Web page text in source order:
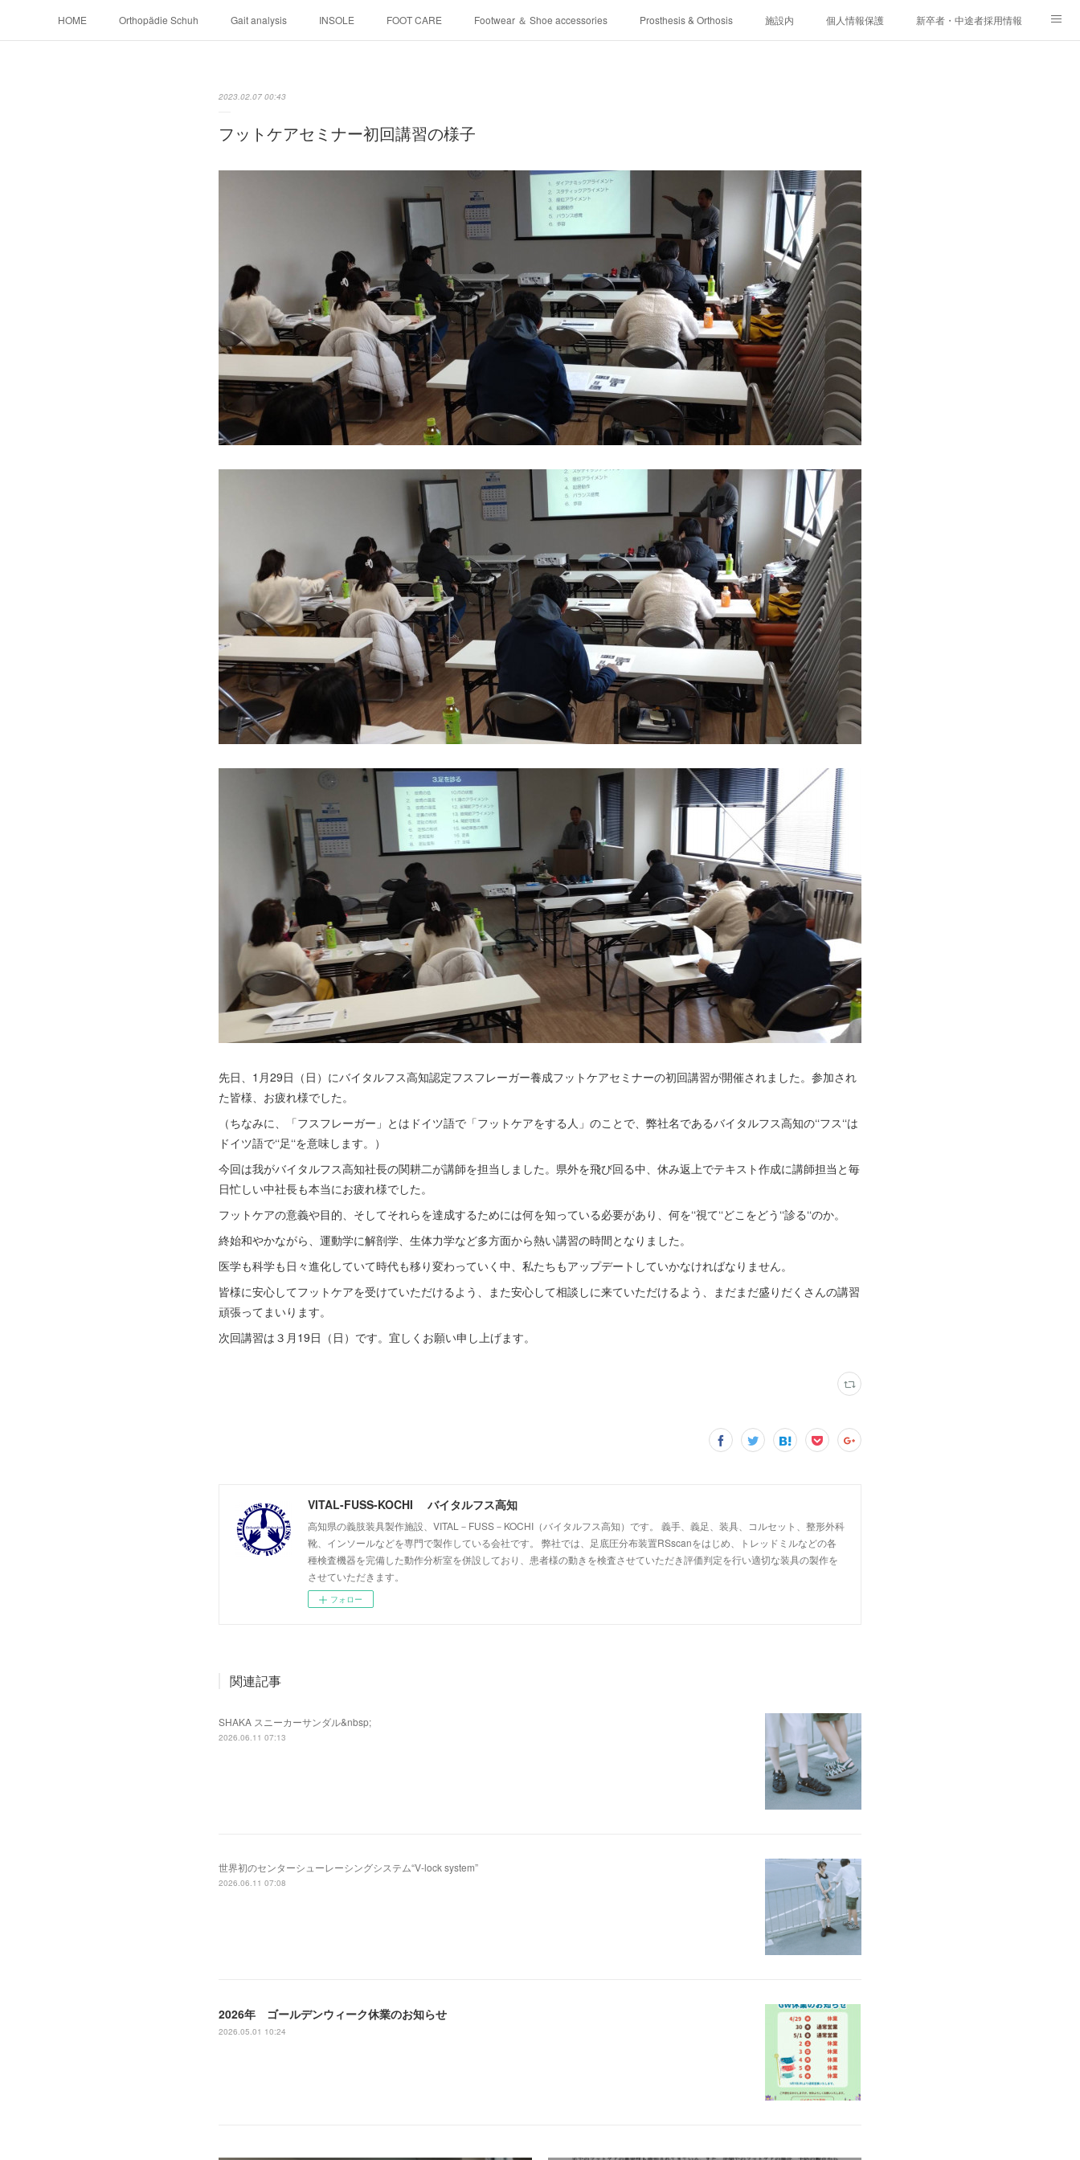
HOME Orthopädie Schuh Gait analysis INSOLE FOOT CARE Footwear ＆ Shoe accessories Prosthesis & Orthosis 施設内 個人情報保護 新卒者・中途者採用情報
2023.02.07 00:43
フットケアセミナー初回講習の様子
先日、1月29日（日）にバイタルフス高知認定フスフレーガー養成フットケアセミナーの初回講習が開催されました。参加され
た皆様、お疲れ様でした。
（ちなみに、「フスフレーガー」とはドイツ語で「フットケアをする人」のことで、弊社名であるバイタルフス高知の‘‘フス‘‘は
ドイツ語で‘‘足‘‘を意味します。）
今回は我がバイタルフス高知社長の関耕二が講師を担当しました。県外を飛び回る中、休み返上でテキスト作成に講師担当と毎
日忙しい中社長も本当にお疲れ様でした。
フットケアの意義や目的、そしてそれらを達成するためには何を知っている必要があり、何を‘‘視て‘‘どこをどう‘‘診る‘‘のか。
終始和やかながら、運動学に解剖学、生体力学など多方面から熱い講習の時間となりました。
医学も科学も日々進化していて時代も移り変わっていく中、私たちもアップデートしていかなければなりません。
皆様に安心してフットケアを受けていただけるよう、また安心して相談しに来ていただけるよう、まだまだ盛りだくさんの講習
頑張ってまいります。
次回講習は３月19日（日）です。宜しくお願い申し上げます。
VITAL-FUSS-KOCHI バイタルフス高知
高知県の義肢装具製作施設、VITAL－FUSS－KOCHI（バイタルフス高知）です。 義手、義足、装具、コルセット、整形外科
靴、インソールなどを専門で製作している会社です。 弊社では、足底圧分布装置RSscanをはじめ、トレッドミルなどの各
種検査機器を完備した動作分析室を併設しており、患者様の動きを検査させていただき評価判定を行い適切な装具の製作を
させていただきます。
フォロー
関連記事
SHAKA スニーカーサンダル&nbsp;
2026.06.11 07:13
世界初のセンターシューレーシングシステム“V-lock system”
2026.06.11 07:08
2026年 ゴールデンウィーク休業のお知らせ
2026.05.01 10:24